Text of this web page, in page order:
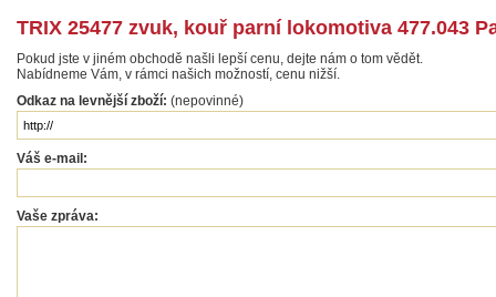
TRIX 25477 zvuk, kouř parní lokomotiva 477.043
Pokud jste v jiném obchodě našli lepší cenu, dejte nám o tom vědět.
Nabídneme Vám, v rámci našich možností, cenu nižší.
Odkaz na levnější zboží: (nepovinné)
Váš e-mail:
Vaše zpráva: